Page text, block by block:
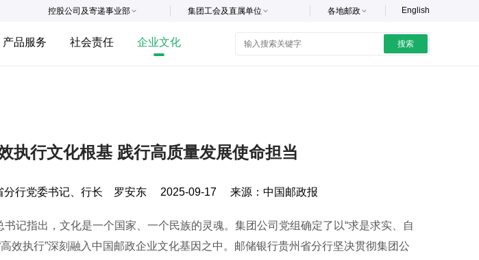
English
各地邮政
集团工会及直属单位
控股公司及寄递事业部
产品服务 社会责任 企业文化 搜索
执行文化根基 践行高质量发展使命担当
分行党委书记、行长 罗安东 2025-09-17 来源： 中国邮政报
指出，文化是一个国家、一个民族的灵魂。集团公司党组确定了以“求是求实、自
效执行”深刻融入中国邮政企业文化基因之中。邮储银行贵州省分行坚决贯彻集团公